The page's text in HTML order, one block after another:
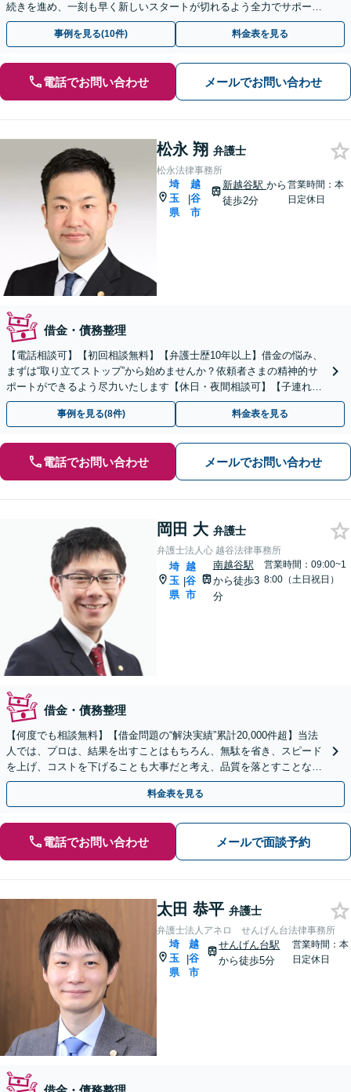
続きを進め、一刻も早く新しいスタートが切れるよう全力でサポート
いたします【休日・夜間面談可能】
事例を見る(10件) 料金表を見る
電話でお問い合わせ メールでお問い合わせ
松永 翔 弁護士
松永法律事務所
埼
玉
県
|
越
谷
市
新越谷駅 から
徒歩2分
営業時間：本
日定休日
借金・債務整理
【電話相談可】【初回相談無料】【弁護士歴10年以上】借金の悩み、
まずは“取り立てストップ”から始めませんか？依頼者さまの精神的サ
ポートができるよう尽力いたします【休日・夜間相談可】【子連れ相
談可】【新越谷駅2分】
事例を見る(8件) 料金表を見る
電話でお問い合わせ メールでお問い合わせ
岡田 大 弁護士
弁護士法人心 越谷法律事務所
埼
玉
県
|
越
谷
市
南越谷駅
から徒歩3
分
営業時間：09:00~1
8:00（土日祝日）
借金・債務整理
【何度でも相談無料】【借金問題の“解決実績”累計20,000件超】当法
人では、プロは、結果を出すことはもちろん、無駄を省き、スピード
を上げ、コストを下げることも大事だと考え、品質を落とすことな
く、費用を可能な限り安くすることにこだわります。
料金表を見る
電話でお問い合わせ メールで面談予約
太田 恭平 弁護士
弁護士法人アネロ せんげん台法律事務所
埼
玉
県
|
越
谷
市
せんげん台駅
から徒歩5分
営業時間：本
日定休日